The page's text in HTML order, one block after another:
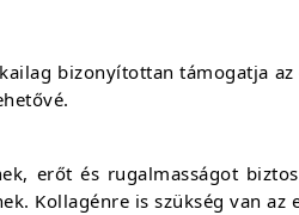
bizonyítottan támogatja
erőt és rugalmasságot
Kollagénre is szükség van